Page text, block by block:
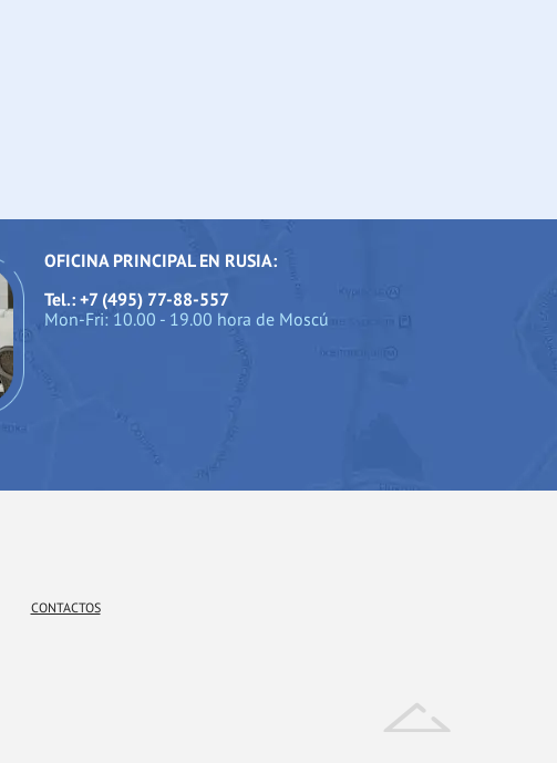
OFICINA PRINCIPAL EN RUSIA:
Tel.: +7 (495) 77-88-557
Mon-Fri: 10.00 - 19.00 hora de Moscú
CONTACTOS